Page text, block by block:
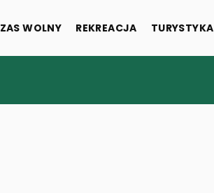
WOLNY REKREACJA TURYSTYKA